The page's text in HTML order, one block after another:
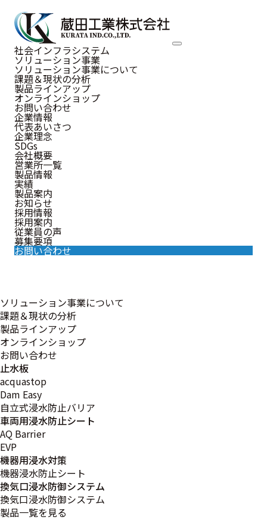
社会インフラシステム
ソリューション事業
ソリューション事業について
課題＆現状の分析
製品ラインアップ
オンラインショップ
お問い合わせ
企業情報
代表あいさつ
企業理念
SDGs
会社概要
営業所一覧
製品情報
実績
製品案内
お知らせ
採用情報
採用案内
従業員の声
募集要項
お問い合わせ
ソリューション事業について
課題＆現状の分析
製品ラインアップ
オンラインショップ
お問い合わせ
止水板
acquastop
Dam Easy
自立式浸水防止バリア
車両用浸水防止シート
AQ Barrier
EVP
機器用浸水対策
機器浸水防止シート
換気口浸水防御システム
換気口浸水防御システム
製品一覧を見る
NEWS
お知らせ
2026年
2023年
2022年
2026.07.31